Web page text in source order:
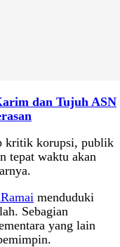
dan Tujuh ASN
kritik korupsi, publik
tepat waktu akan
menduduki
Sebagian
yang lain